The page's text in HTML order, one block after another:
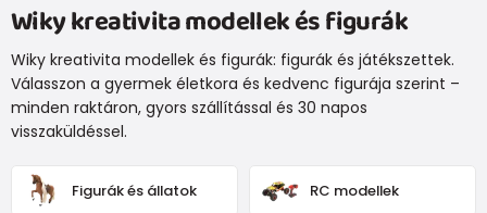
Wiky kreativita modellek és figurák
Wiky kreativita modellek és figurák: figurák és játékszettek.
Válasszon a gyermek életkora és kedvenc figurája szerint –
minden raktáron, gyors szállítással és 30 napos
visszaküldéssel.
Figurák és állatok RC modellek